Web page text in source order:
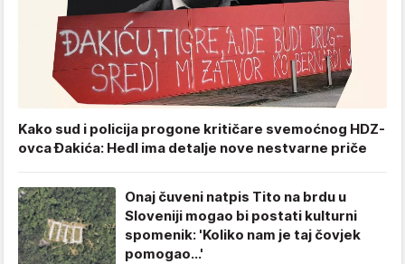
Kako sud i policija progone kritičare svemoćnog HDZ-
ovca Đakića: Hedl ima detalje nove nestvarne priče
Onaj čuveni natpis Tito na brdu u
Sloveniji mogao bi postati kulturni
spomenik: 'Koliko nam je taj čovjek
pomogao...'